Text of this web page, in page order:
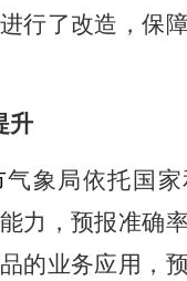
行了改造，保
升
气象局依托国
力，预报准确
的业务应用，